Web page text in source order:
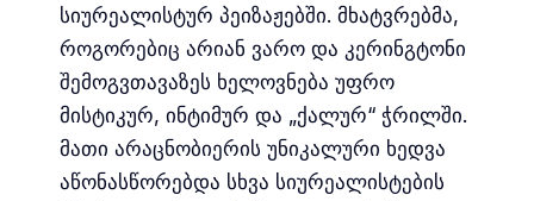
სიურეალისტურ პეიზაჟებში. მხატვრებმა,
როგორებიც არიან ვარო და კერინგტონი
შემოგვთავაზეს ხელოვნება უფრო
მისტიკურ, ინტიმურ და „ქალურ“ ჭრილში.
მათი არაცნობიერის უნიკალური ხედვა
აწონასწორებდა სხვა სიურეალისტების